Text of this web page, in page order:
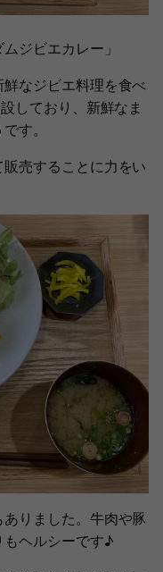
ジビエカレー」
なジビエ料理を食べ
しており、新鮮なま
す。
売することに力をい
りました。牛肉や豚
もヘルシーです♪